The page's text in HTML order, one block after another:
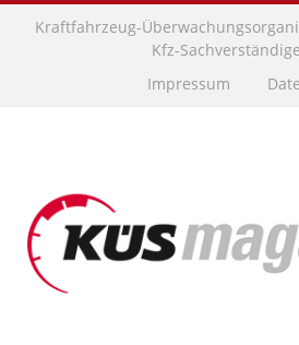
Kraftfahrzeug-
Kfz-
Impressum